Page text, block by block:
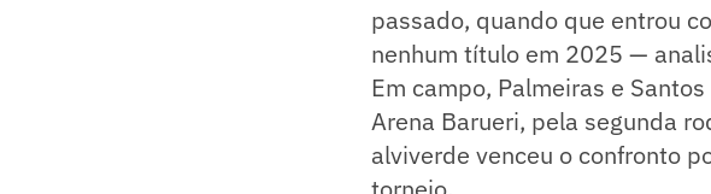
passado, quando que entrou
nenhum título em 2025 —
Em campo, Palmeiras e
Arena Barueri, pela segunda
alviverde venceu o confronto